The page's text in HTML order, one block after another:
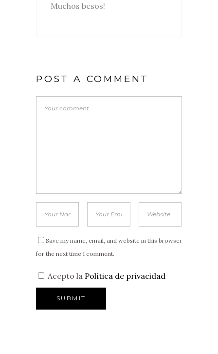
Muchos besos!
POST A COMMENT
Save my name, email, and website in this browser
for the next time I comment.
Acepto la Política de privacidad